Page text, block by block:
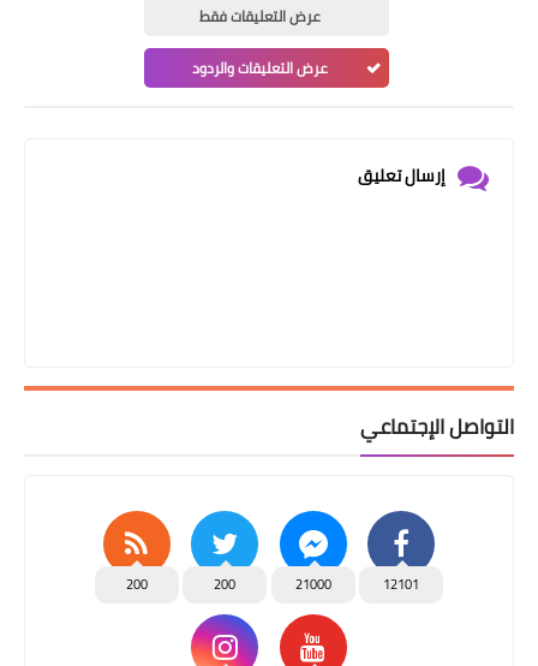
عرض التعليقات فقط
عرض التعليقات والردود
إرسال تعليق
التواصل الإجتماعي
12101
21000
200
200